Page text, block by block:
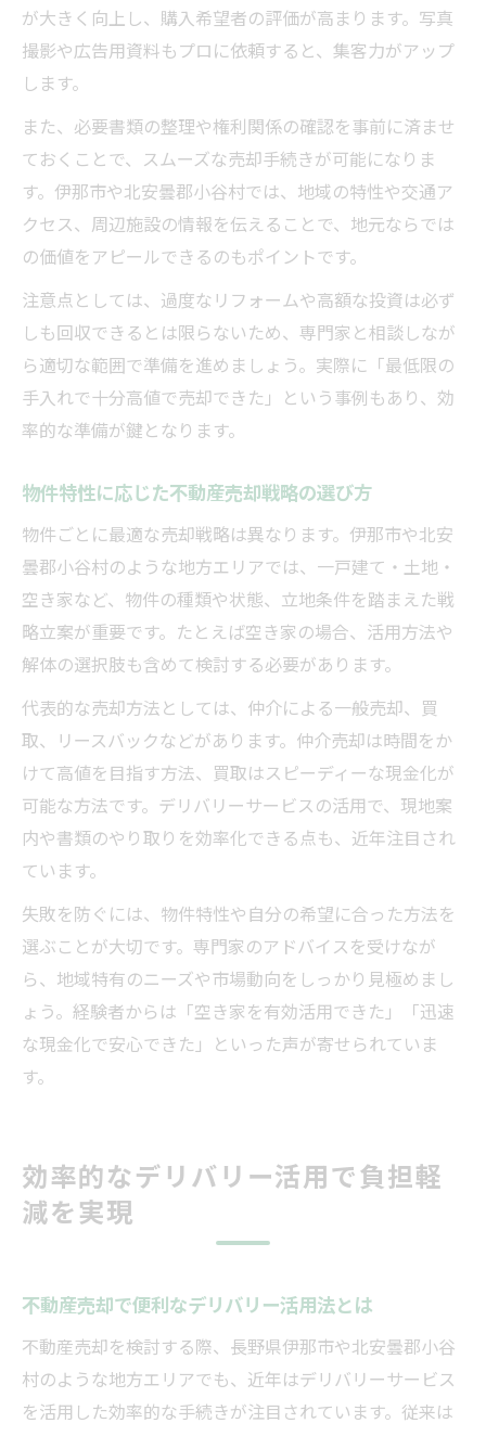
が大きく向上し、購入希望者の評価が高まります。写真
撮影や広告用資料もプロに依頼すると、集客力がアップ
します。
また、必要書類の整理や権利関係の確認を事前に済ませ
ておくことで、スムーズな売却手続きが可能になりま
す。伊那市や北安曇郡小谷村では、地域の特性や交通ア
クセス、周辺施設の情報を伝えることで、地元ならでは
の価値をアピールできるのもポイントです。
注意点としては、過度なリフォームや高額な投資は必ず
しも回収できるとは限らないため、専門家と相談しなが
ら適切な範囲で準備を進めましょう。実際に「最低限の
手入れで十分高値で売却できた」という事例もあり、効
率的な準備が鍵となります。
物件特性に応じた不動産売却戦略の選び方
物件ごとに最適な売却戦略は異なります。伊那市や北安
曇郡小谷村のような地方エリアでは、一戸建て・土地・
空き家など、物件の種類や状態、立地条件を踏まえた戦
略立案が重要です。たとえば空き家の場合、活用方法や
解体の選択肢も含めて検討する必要があります。
代表的な売却方法としては、仲介による一般売却、買
取、リースバックなどがあります。仲介売却は時間をか
けて高値を目指す方法、買取はスピーディーな現金化が
可能な方法です。デリバリーサービスの活用で、現地案
内や書類のやり取りを効率化できる点も、近年注目され
ています。
失敗を防ぐには、物件特性や自分の希望に合った方法を
選ぶことが大切です。専門家のアドバイスを受けなが
ら、地域特有のニーズや市場動向をしっかり見極めまし
ょう。経験者からは「空き家を有効活用できた」「迅速
な現金化で安心できた」といった声が寄せられていま
す。
効率的なデリバリー活用で負担軽
減を実現
不動産売却で便利なデリバリー活用法とは
不動産売却を検討する際、長野県伊那市や北安曇郡小谷
村のような地方エリアでも、近年はデリバリーサービス
を活用した効率的な手続きが注目されています。従来は